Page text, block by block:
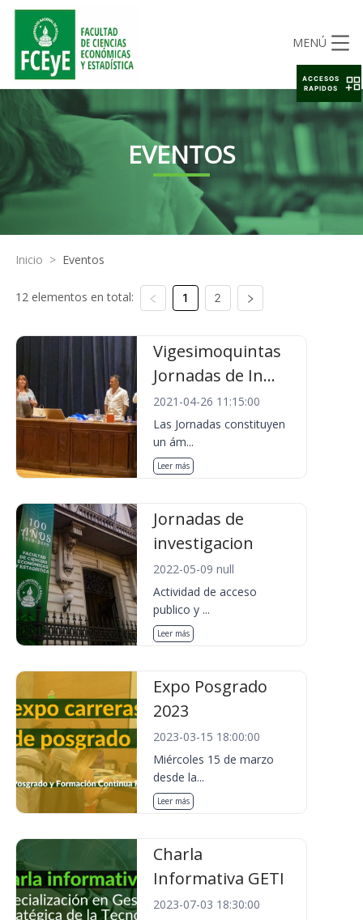
MENÚ
EVENTOS
Inicio > Eventos
12 elementos en total: 1 2
Vigesimoquintas
Jornadas de In...
2021-04-26 11:15:00
Las Jornadas constituyen
un ám...
Leer más
Jornadas de
investigacion
2022-05-09 null
Actividad de acceso
publico y ...
Leer más
Expo Posgrado
2023
2023-03-15 18:00:00
Miércoles 15 de marzo
desde la...
Leer más
Charla
Informativa GETI
2023-07-03 18:30:00
ACCESOS
RAPIDOS